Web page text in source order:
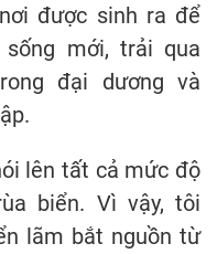
được sinh ra để
mới, trải qua
đại dương và
lên tất cả mức độ
biển. Vì vậy, tôi
lãm bắt nguồn từ